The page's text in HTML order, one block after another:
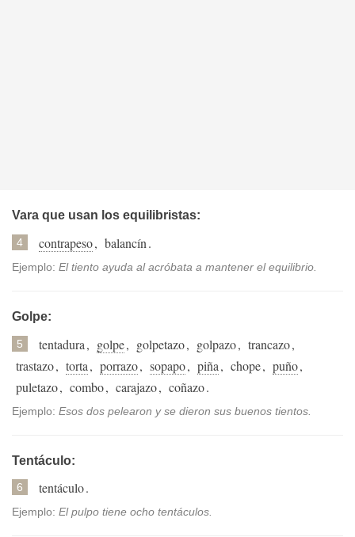
Vara que usan los equilibristas:
4 contrapeso, balancín.
Ejemplo: El tiento ayuda al acróbata a mantener el equilibrio.
Golpe:
5 tentadura, golpe, golpetazo, golpazo, trancazo,
trastazo, torta, porrazo, sopapo, piña, chope, puño,
puletazo, combo, carajazo, coñazo.
Ejemplo: Esos dos pelearon y se dieron sus buenos tientos.
Tentáculo:
6 tentáculo.
Ejemplo: El pulpo tiene ocho tentáculos.